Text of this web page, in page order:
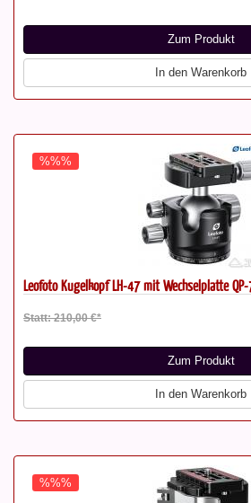
Zum Produkt
In den Warenkorb
%%%
Leofoto Kugelkopf LH-47 mit Wechselplatte
Statt: 210,00 €*
Zum Produkt
In den Warenkorb
%%%